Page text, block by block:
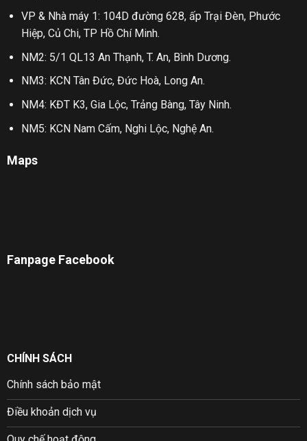
VP & Nhà máy 1: 104D đường 628, ấp Trại Đèn, Phước
Hiệp, Củ Chi, TP Hồ Chí Minh.
NM2: 5/1 QL13 An Thạnh, T. An, Bình Dương.
NM3: KCN Tân Đức, Đức Hoà, Long An.
NM4: KĐT K3, Gia Lộc, Trảng Bàng, Tây Ninh.
NM5: KCN Nam Cấm, Nghi Lộc, Nghệ An.
Maps
Fanpage Facebook
CHÍNH SÁCH
Chính sách bảo mật
Điều khoản dịch vụ